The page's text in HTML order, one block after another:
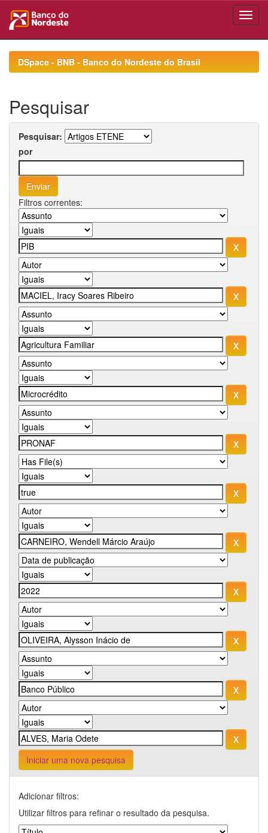
navigationDSpace - BNB - Banco do Nordeste do Brasil
Pesquisar
Pesquisar:
por
Filtros correntes:
Iniciar uma nova pesquisa
Adicionar filtros:
Utilizar filtros para refinar o resultado da pesquisa.